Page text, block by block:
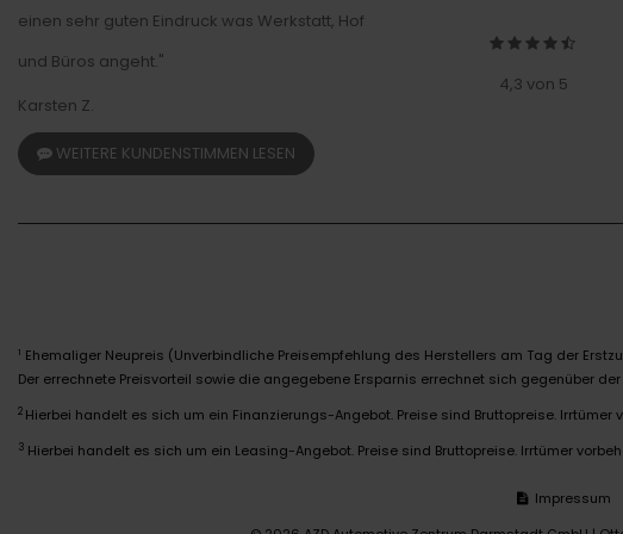
einen sehr guten Eindruck was Werkstatt, Hof
und Büros angeht."
Karsten Z.
WEITERE KUNDENSTIMMEN LESEN
4,3 von 5
1 Ehemaliger Neupreis (Unverbindliche Preisempfehlung des Herstellers am Tag der
Der errechnete Preisvorteil sowie die angegebene Ersparnis errechnet sich gegenüber
2 Hierbei handelt es sich um ein Finanzierungs-Angebot. Preise sind Bruttopreise. Irrtümer
3 Hierbei handelt es sich um ein Leasing-Angebot. Preise sind Bruttopreise. Irrtümer
Impressum